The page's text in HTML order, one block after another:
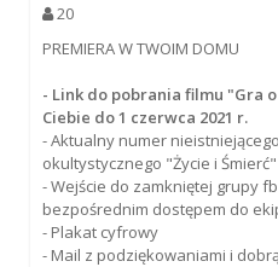
20
PREMIERA W TWOIM DOMU
- Link do pobrania filmu "Gra
Ciebie do 1 czerwca 2021 r.
- Aktualny numer
okultystycznego "Życie i
- Wejście do zamkniętej grupy
bezpośrednim dostępem do
- Plakat cyfrowy
- Mail z podziękowaniami i